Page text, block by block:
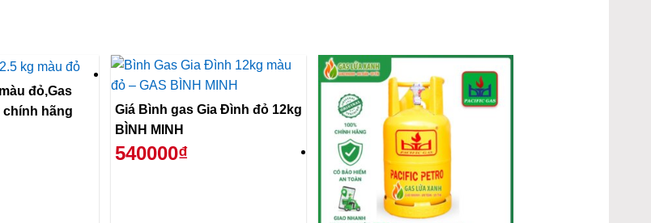
đỏ,Gas
chính hãng
Giá Bình gas Gia Đình đỏ 12kg
BÌNH MINH
540000₫